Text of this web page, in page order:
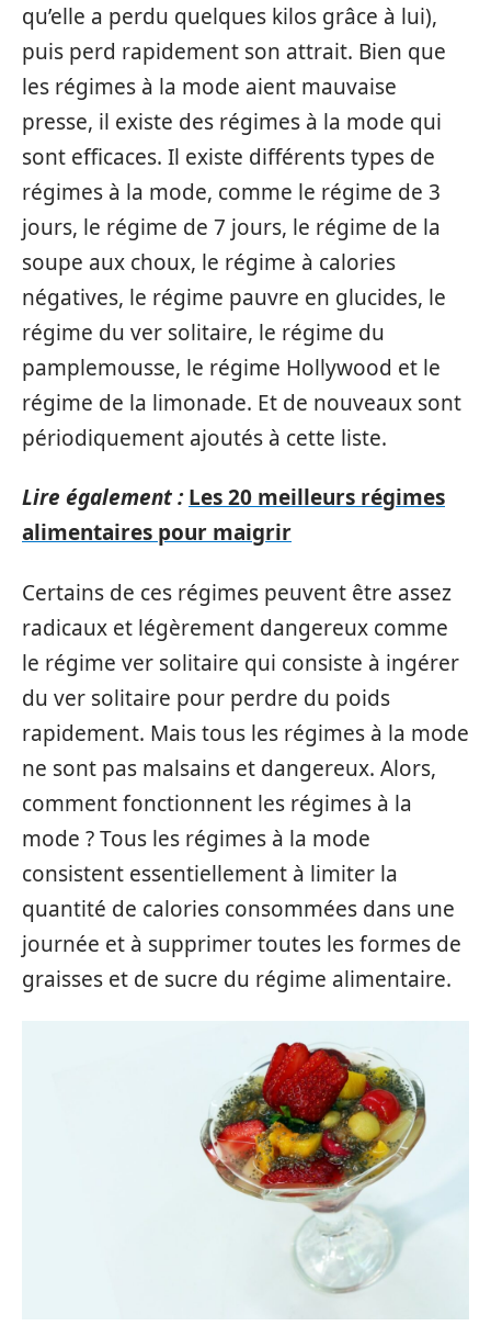
qu’elle a perdu quelques kilos grâce à lui),
puis perd rapidement son attrait. Bien que
les régimes à la mode aient mauvaise
presse, il existe des régimes à la mode qui
sont efficaces. Il existe différents types de
régimes à la mode, comme le régime de 3
jours, le régime de 7 jours, le régime de la
soupe aux choux, le régime à calories
négatives, le régime pauvre en glucides, le
régime du ver solitaire, le régime du
pamplemousse, le régime Hollywood et le
régime de la limonade. Et de nouveaux sont
périodiquement ajoutés à cette liste.
Lire également : Les 20 meilleurs régimes
alimentaires pour maigrir
Certains de ces régimes peuvent être assez
radicaux et légèrement dangereux comme
le régime ver solitaire qui consiste à ingérer
du ver solitaire pour perdre du poids
rapidement. Mais tous les régimes à la mode
ne sont pas malsains et dangereux. Alors,
comment fonctionnent les régimes à la
mode ? Tous les régimes à la mode
consistent essentiellement à limiter la
quantité de calories consommées dans une
journée et à supprimer toutes les formes de
graisses et de sucre du régime alimentaire.